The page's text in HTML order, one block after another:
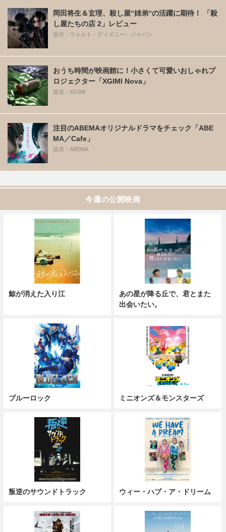
岡田将生＆玄理、殺し屋“姉弟“の活躍に期待！ 「殺
し屋たちの店 2」レビュー
提供：ウォルト・ディズニー・ジャパン
おうち時間が映画館に！小さくて可愛いおしゃれプ
ロジェクター「XGIMI Nova」
提供：XGIMI
注目のABEMAオリジナルドラマをチェック「ABE
MA／Cafe」
提供：ABEMA
今週の公開映画
鯨が消えた入り江
あの星が降る丘で、君とまた
出会いたい。
ブルーロック ミニオンズ＆モンスターズ
叛逆のサウンドトラック ウィー・ハブ・ア・ドリーム